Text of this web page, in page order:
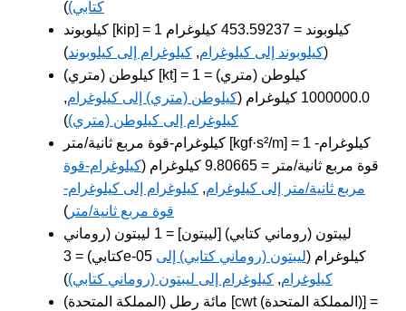
كتابي))
كيلوبوند [kip] = 1 كيلوبوند = 453.59237 كيلوغرام
(كيلوبوند إلى كيلوغرام, كيلوغرام إلى كيلوبوند)
كيلوطن (متري) [kt] = 1 كيلوطن (متري) =
1000000.0 كيلوغرام (
كيلوطن (متري) إلى كيلوغرام,
كيلوغرام إلى كيلوطن (متري))
كيلوغرام-قوة مربع ثانية/متر [kgf·s²/m] = 1 كيلوغرام-
قوة مربع ثانية/متر = 9.80665 كيلوغرام (
كيلوغرام-قوة
مربع ثانية/متر إلى كيلوغرام, كيلوغرام إلى كيلوغرام-
قوة مربع ثانية/متر )
ليبتون (روماني كتابي) [ليبتون] = 1 ليبتون (روماني
كتابي) = 3e-05 كيلوغرام (ليبتون (روماني كتابي) إلى
كيلوغرام, كيلوغرام إلى ليبتون (روماني كتابي))
مائة رطل (المملكة المتحدة) [cwt (المملكة المتحدة)] =